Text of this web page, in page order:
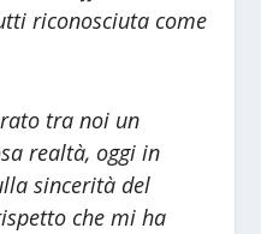
riconosciuta come
tra noi un
realtà, oggi in
sincerità del
che mi ha